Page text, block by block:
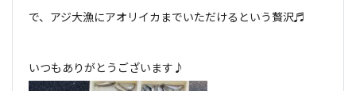
で、アジ大漁にアオリイカまでいただけるという贅沢♬
いつもありがとうございます♪